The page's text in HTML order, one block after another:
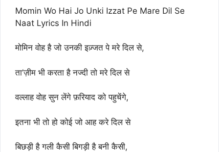
Momin Wo Hai Jo Unki Izzat Pe Mare Dil Se
Naat Lyrics In Hindi
मोमिन वोह है जो उनकी इज़्जत पे मरे दिल से,
ता’ज़ीम भी करता है नज्दी तो मरे दिल से
वल्लाह वोह सुन लेंगे फ़रियाद को पहुचेंगे,
इतना भी तो हो कोई जो आह करे दिल से
बिछड़ी है गली कैसी बिगड़ी है बनी कैसी,